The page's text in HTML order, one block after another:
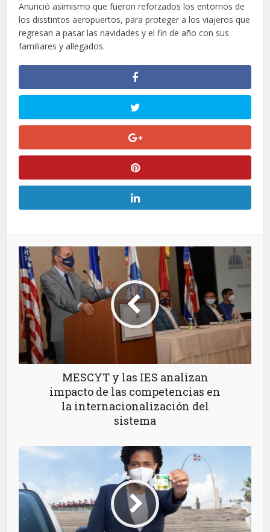
Anunció asimismo que fueron reforzados los entornos de
los disstintos aeropuertos, para proteger a los viajeros que
regresan a pasar las navidades y el fin de año con sus
familiares y allegados.
MESCYT y las IES analizan
impacto de las competencias en
la internacionalización del
sistema